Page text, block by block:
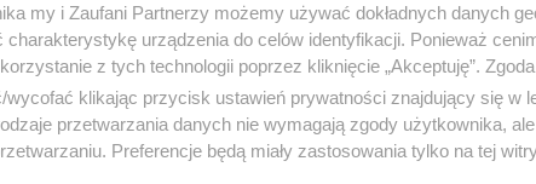
my i Zaufani Partnerzy możemy używać dokładnych danych
charakterystykę urządzenia do celów identyfikacji. Ponieważ
z tych technologii poprzez kliknięcie „Akceptuję”.
wycofać klikając przycisk ustawień prywatności znajdujący się w
przetwarzania danych nie wymagają zgody użytkownika,
Preferencje będą miały zastosowania tylko na tej